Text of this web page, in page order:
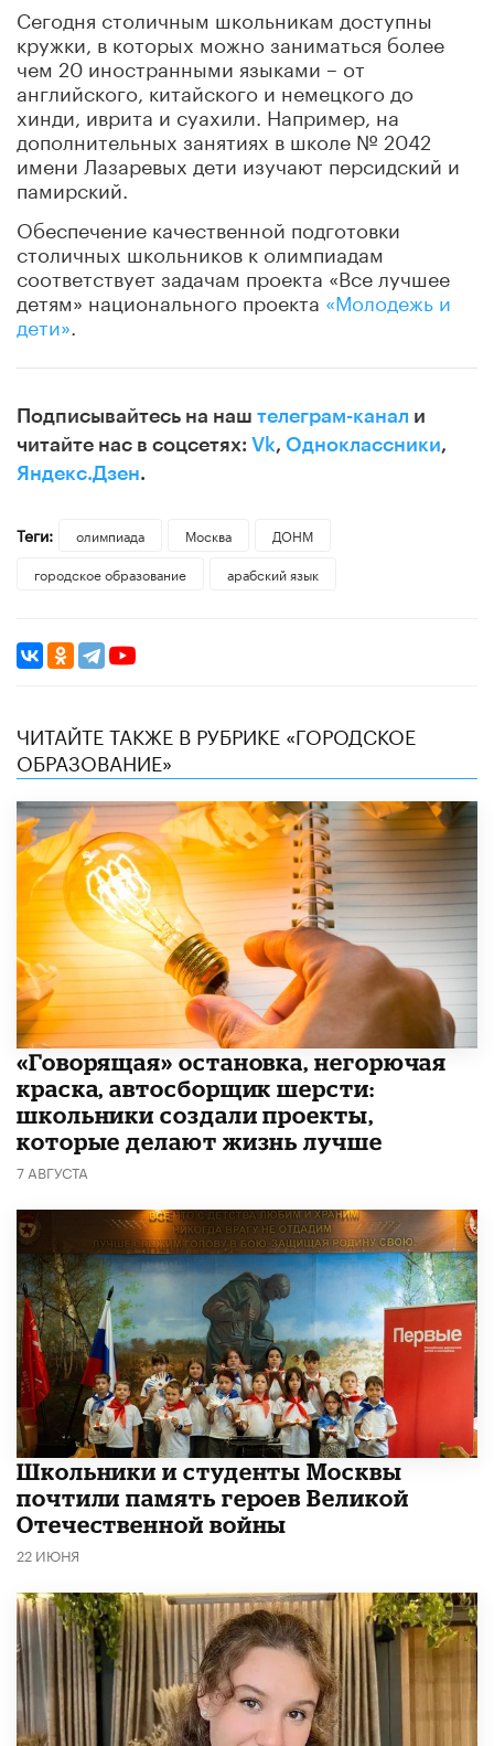
Сегодня столичным школьникам доступны
кружки, в которых можно заниматься более
чем 20 иностранными языками – от
английского, китайского и немецкого до
хинди, иврита и суахили. Например, на
дополнительных занятиях в школе № 2042
имени Лазаревых дети изучают персидский и
памирский.
Обеспечение качественной подготовки
столичных школьников к олимпиадам
соответствует задачам проекта «Все лучшее
детям» национального проекта «Молодежь и
дети»
Подписывайтесь на наш телеграм-канал и
читайте нас в соцсетях: Vk, Одноклассники,
Яндекс.Дзен.
Теги: олимпиада Москва
ДОНМ
городское образование
арабский язык
ЧИТАЙТЕ ТАКЖЕ В РУБРИКЕ «ГОРОДСКОЕ
ОБРАЗОВАНИЕ»
​«Говорящая» остановка, негорючая
краска, автосборщик шерсти:
школьники создали проекты,
которые делают жизнь лучше
7 АВГУСТА
Школьники и студенты Москвы
почтили память героев Великой
Отечественной войны
22 ИЮНЯ